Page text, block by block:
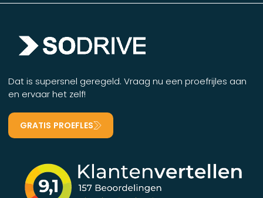
Dat is supersnel geregeld. Vraag nu een proefrijles aan
en ervaar het zelf!
GRATIS PROEFLES